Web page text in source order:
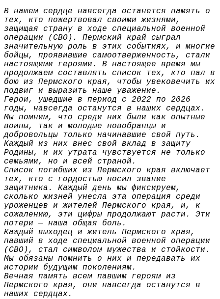
В нашем сердце навсегда останется память о
тех, кто пожертвовал своими жизнями,
защищая страну в ходе специальной военной
операции (СВО). Пермский край сыграл
значительную роль в этих событиях, и многие
бойцы, проявившие самоотверженность, стали
настоящими героями. В настоящее время мы
продолжаем составлять список тех, кто пал в
бою из Пермского края, чтобы увековечить их
подвиг и выразить наше уважение.
Герои, ушедшие в период с 2022 по 2026
годы, навсегда останутся в наших сердцах.
Мы помним, что среди них были как опытные
воины, так и молодые новобранцы и
добровольцы только начинавшие свой путь.
Каждый из них внес свой вклад в защиту
Родины, и их утрата чувствуется не только
семьями, но и всей страной.
Список погибших из Пермского края включает
тех, кто с гордостью носил звание
защитника. Каждый день мы фиксируем,
сколько жизней унесла эта операция среди
уроженцев и жителей Пермского края, и, к
сожалению, эти цифры продолжают расти. Эти
потери — наша общая боль.
Каждый выходец и житель Пермского края,
павший в ходе специальной военной операции
(СВО), стал символом мужества и стойкости.
Мы обязаны помнить о них и передавать их
истории будущим поколениям.
Вечная память всем павшим героям из
Пермского края, они навсегда останутся в
наших сердцах.